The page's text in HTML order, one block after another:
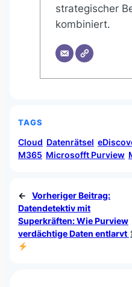
strategischer
kombiniert.
TAGS
Cloud Datenrätsel
M365 Microsofft Purview
←
Vorheriger Beitrag:
Datendetektiv mit
Superkräften: Wie Purview
verdächtige Daten entlarvt